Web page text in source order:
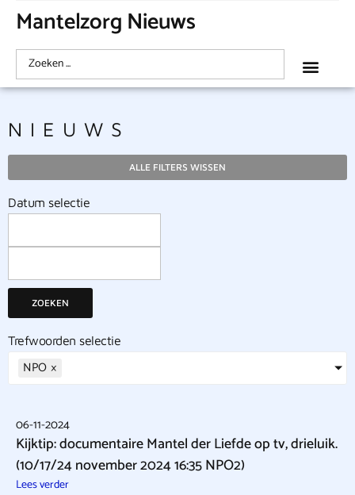
Mantelzorg Nieuws
NIEUWS
ALLE FILTERS WISSEN
Datum selectie
ZOEKEN
Trefwoorden selectie
NPO ×
06-11-2024
Kijktip: documentaire Mantel der Liefde op tv, drieluik.
(10/17/24 november 2024 16:35 NPO2)
Lees verder